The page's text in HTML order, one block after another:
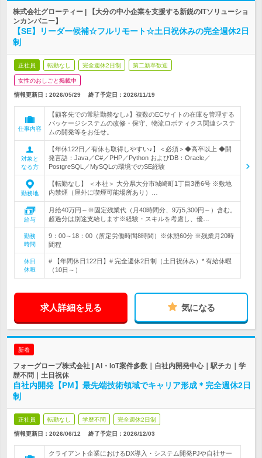
株式会社グローティー | 【大分の中小企業を支援する新鋭のITソリューショ
ンカンパニー】
【SE】リーダー候補☆フルリモート☆土日祝休みの完全週休2日
制
正社員 転勤なし 完全週休2日制 第二新卒歓迎
女性のおしごと掲載中
情報更新日：2026/05/29 終了予定日： 2026/11/19
仕事内容
【顧客先での常駐勤務なし♪】複数のECサイトの在庫を管理する
パッケージシステムの改修・保守、物流ロボティクス関連システ
ムの開発等をお任せ。
対象と
なる方
【年休122日／有休も取得しやすい♪】＜必須＞◆高卒以上 ◆開
発言語：Java／C#／PHP／Python およびDB：Oracle／
PostgreSQL／MySQLの環境でのSE経験
勤務地
【転勤なし】 ＜本社＞ 大分県大分市城崎町1丁目3番6号 ※敷地
内禁煙（屋外に喫煙可能場所あり）…
給与
月給40万円～※固定残業代（月40時間分、9万5,300円～）含む。
超過分は別途支給します※経験・スキルを考慮し、優…
勤務
時間
9：00～18：00（所定労働時間8時間）※休憩60分 ※残業月20時
間程
休日
休暇
# 【年間休日122日】# 完全週休2日制（土日祝休み）* 有給休暇
（10日～）
求人詳細を見る 気になる
新着
フォーグローブ株式会社 | AI・IoT案件多数｜自社内開発中心｜駅チカ｜学
歴不問｜土日祝休
自社内開発【PM】最先端技術領域でキャリア形成＊完全週休2日
制
正社員 転勤なし 学歴不問 完全週休2日制
情報更新日：2026/06/12 終了予定日： 2026/12/03
クライアント企業におけるDX導入・システム開発PJや自社サー